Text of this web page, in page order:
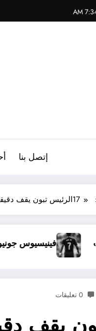
إتصل بنا
17الرئيس تبون يقف دقيقة
جونيور باق في ريال
0 تعليقات